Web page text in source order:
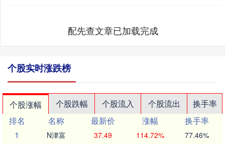
配先查文章已加载完成
个股实时涨跌榜
个股涨幅 个股跌幅 个股流入 个股流出
换手率
排名
名称 最新价 涨幅
换手率
1
N津富 37.49 114.72% 77.46%